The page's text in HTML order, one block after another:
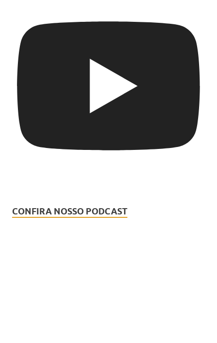
CONFIRA NOSSO PODCAST